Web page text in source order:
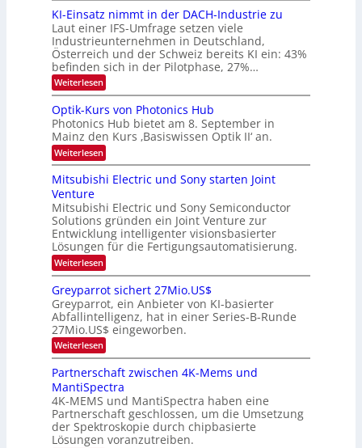
i
l
d
v
e
r
a
r
b
e
i
n
g
s
-
T
r
e
n
d
s
e
t
s
t
a
r
k
e
W
a
c
h
s
u
i
m
e
r
s
t
e
n
H
a
l
b
j
a
r
9
.
W
E
-
H
e
r
a
e
u
s
-
S
e
n
a
r
KI-Einsatz nimmt in der DACH-Industrie zu
Laut einer IFS-Umfrage setzen viele
Industrieunternehmen in Deutschland,
Österreich und der Schweiz bereits KI ein: 43%
befinden sich in der Pilotphase, 27%…
Weiterlesen:
K
-
E
i
n
s
a
t
n
m
m
t
i
n
d
e
r
D
A
C
H
I
n
d
u
s
t
r
Optik-Kurs von Photonics Hub
Photonics Hub bietet am 8. September in
Mainz den Kurs ‚Basiswissen Optik II‘ an.
Weiterlesen:
O
p
t
k
-
K
u
r
s
v
o
n
P
h
o
t
o
n
i
c
H
u
b
Mitsubishi Electric und Sony starten Joint
Venture
Mitsubishi Electric und Sony Semiconductor
Solutions gründen ein Joint Venture zur
Entwicklung intelligenter visionsbasierter
Lösungen für die Fertigungsautomatisierung.
Weiterlesen:
M
t
s
u
b
i
s
i
E
e
c
t
r
Greyparrot sichert 27Mio.US$
Greyparrot, ein Anbieter von KI-basierter
Abfallintelligenz, hat in einer Series-B-Runde
27Mio.US$ eingeworben.
Weiterlesen:
G
r
e
y
p
a
r
r
Partnerschaft zwischen 4K-Mems und
MantiSpectra
4K-MEMS und MantiSpectra haben eine
Partnerschaft geschlossen, um die Umsetzung
der Spektroskopie durch chipbasierte
Lösungen voranzutreiben.